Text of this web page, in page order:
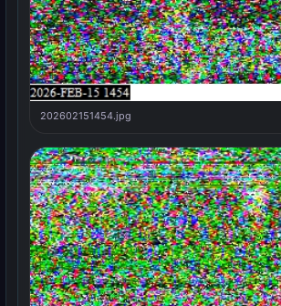
202602151454.jpg